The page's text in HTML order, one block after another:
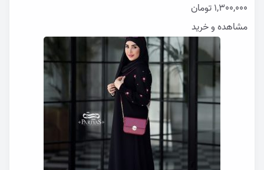
1,300,000تومان
مشاهده و خرید